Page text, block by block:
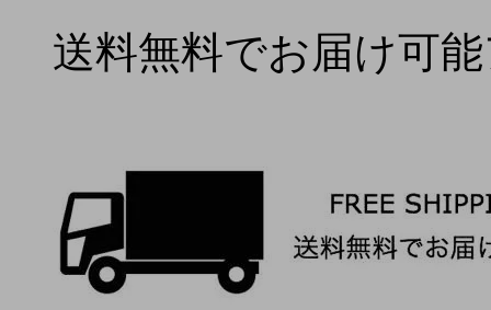
送料無料でお届け可